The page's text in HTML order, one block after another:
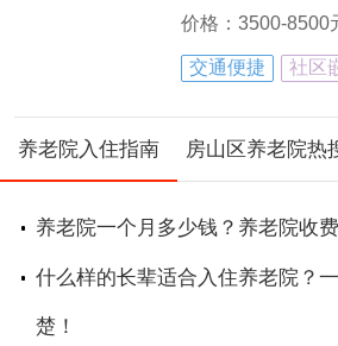
价格：3500-8500
交通便捷 社区
养老院入住指南 房山区养老院热
养老院一个月多少钱？养老院收
什么样的长辈适合入住养老院？
楚！